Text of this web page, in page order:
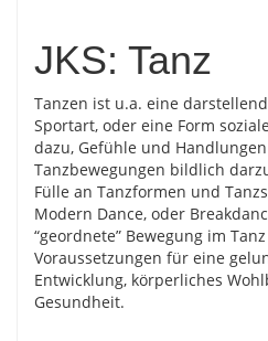
JKS: Tanz
Tanzen ist u.a. eine
Sportart, oder eine Form
dazu, Gefühle und
Tanzbewegungen bildlich
Fülle an Tanzformen und
Modern Dance, oder
“geordnete” Bewegung im
Voraussetzungen für eine
Entwicklung, körperliches
Gesundheit.